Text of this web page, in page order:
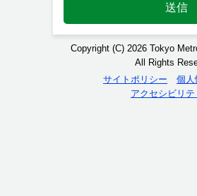
送信
Copyright (C) 2026 Tokyo
All Rights
サイトポリシー
個人
アクセシビリ